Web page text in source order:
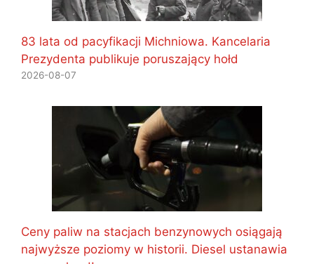
83 lata od pacyfikacji Michniowa. Kancelaria
Prezydenta publikuje poruszający hołd
2026-08-07
Ceny paliw na stacjach benzynowych osiągają
najwyższe poziomy w historii. Diesel ustanawia